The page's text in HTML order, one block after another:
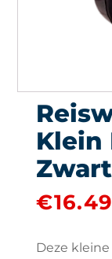
Klein
€16.49
Deze